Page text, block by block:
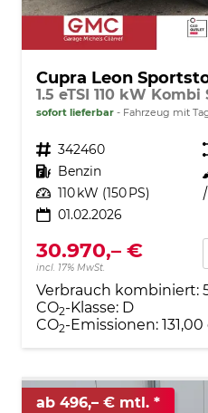
Cupra Leon
sofort lieferbar Fahrzeug mit
Fahrzeugnr. 342460
Kraftstoff Benzin
Leistung 110 kW (150 PS)
01.02.2026
30.970,– €
incl. 17% MwSt.
Verbrauch kombiniert:
CO2-Klasse: D
CO2-Emissionen:
ab 496,– € mtl.